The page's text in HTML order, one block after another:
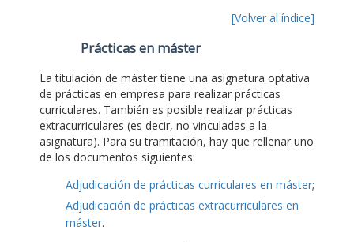
[Volver al índice]
Prácticas en máster
La titulación de máster tiene una asignatura optativa
de prácticas en empresa para realizar prácticas
curriculares. También es posible realizar prácticas
extracurriculares (es decir, no vinculadas a la
asignatura). Para su tramitación, hay que rellenar uno
de los documentos siguientes:
Adjudicación de prácticas curriculares en máster;
Adjudicación de prácticas extracurriculares en
máster.